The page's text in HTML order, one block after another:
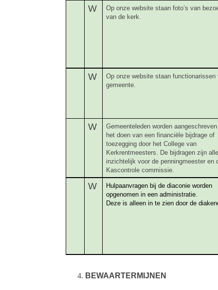
W
Op onze website staan foto’s van
van de kerk.
W
Op onze website staan functionarissen
gemeente.
W
Gemeenteleden worden
het doen van een financiële bijdrage of
toezegging door het College van
Kerkrentmeesters. De bijdragen zijn
inzichtelijk voor de penningmeester en
Kascontrole commissie.
W
Hulpaanvragen bij de diaconie worden
opgenomen in een administratie.
Deze is alleen in te zien door de
BEWAARTERMIJNEN